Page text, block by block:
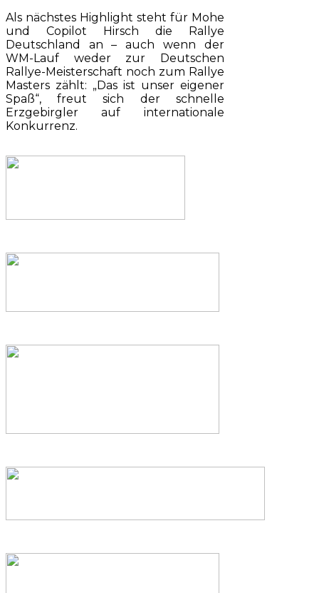
Als nächstes Highlight steht für Mohe
und Copilot Hirsch die Rallye
Deutschland an – auch wenn der
WM-Lauf weder zur Deutschen
Rallye-Meisterschaft noch zum Rallye
Masters zählt: „Das ist unser eigener
Spaß“, freut sich der schnelle
Erzgebirgler auf internationale
Konkurrenz.